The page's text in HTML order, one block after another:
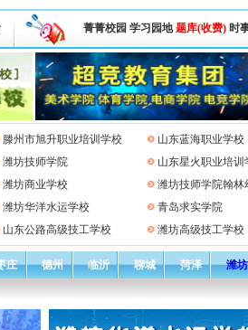
菁菁校园 学习园地 题库(收费) 时
滕州市旭升职业培训学校 山东蓝海职业学校
潍坊技师学院 山东星火职业培训
潍坊商业学校 潍坊技师学院翰林
潍坊华洋水运学校 青岛求实学院
山东公路高级技工学校 潍坊高级技工学校
庄 德州 临沂 聊城 菏泽 潍坊